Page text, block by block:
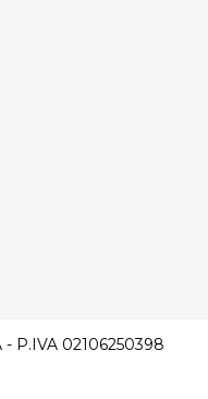
P.IVA 02106250398